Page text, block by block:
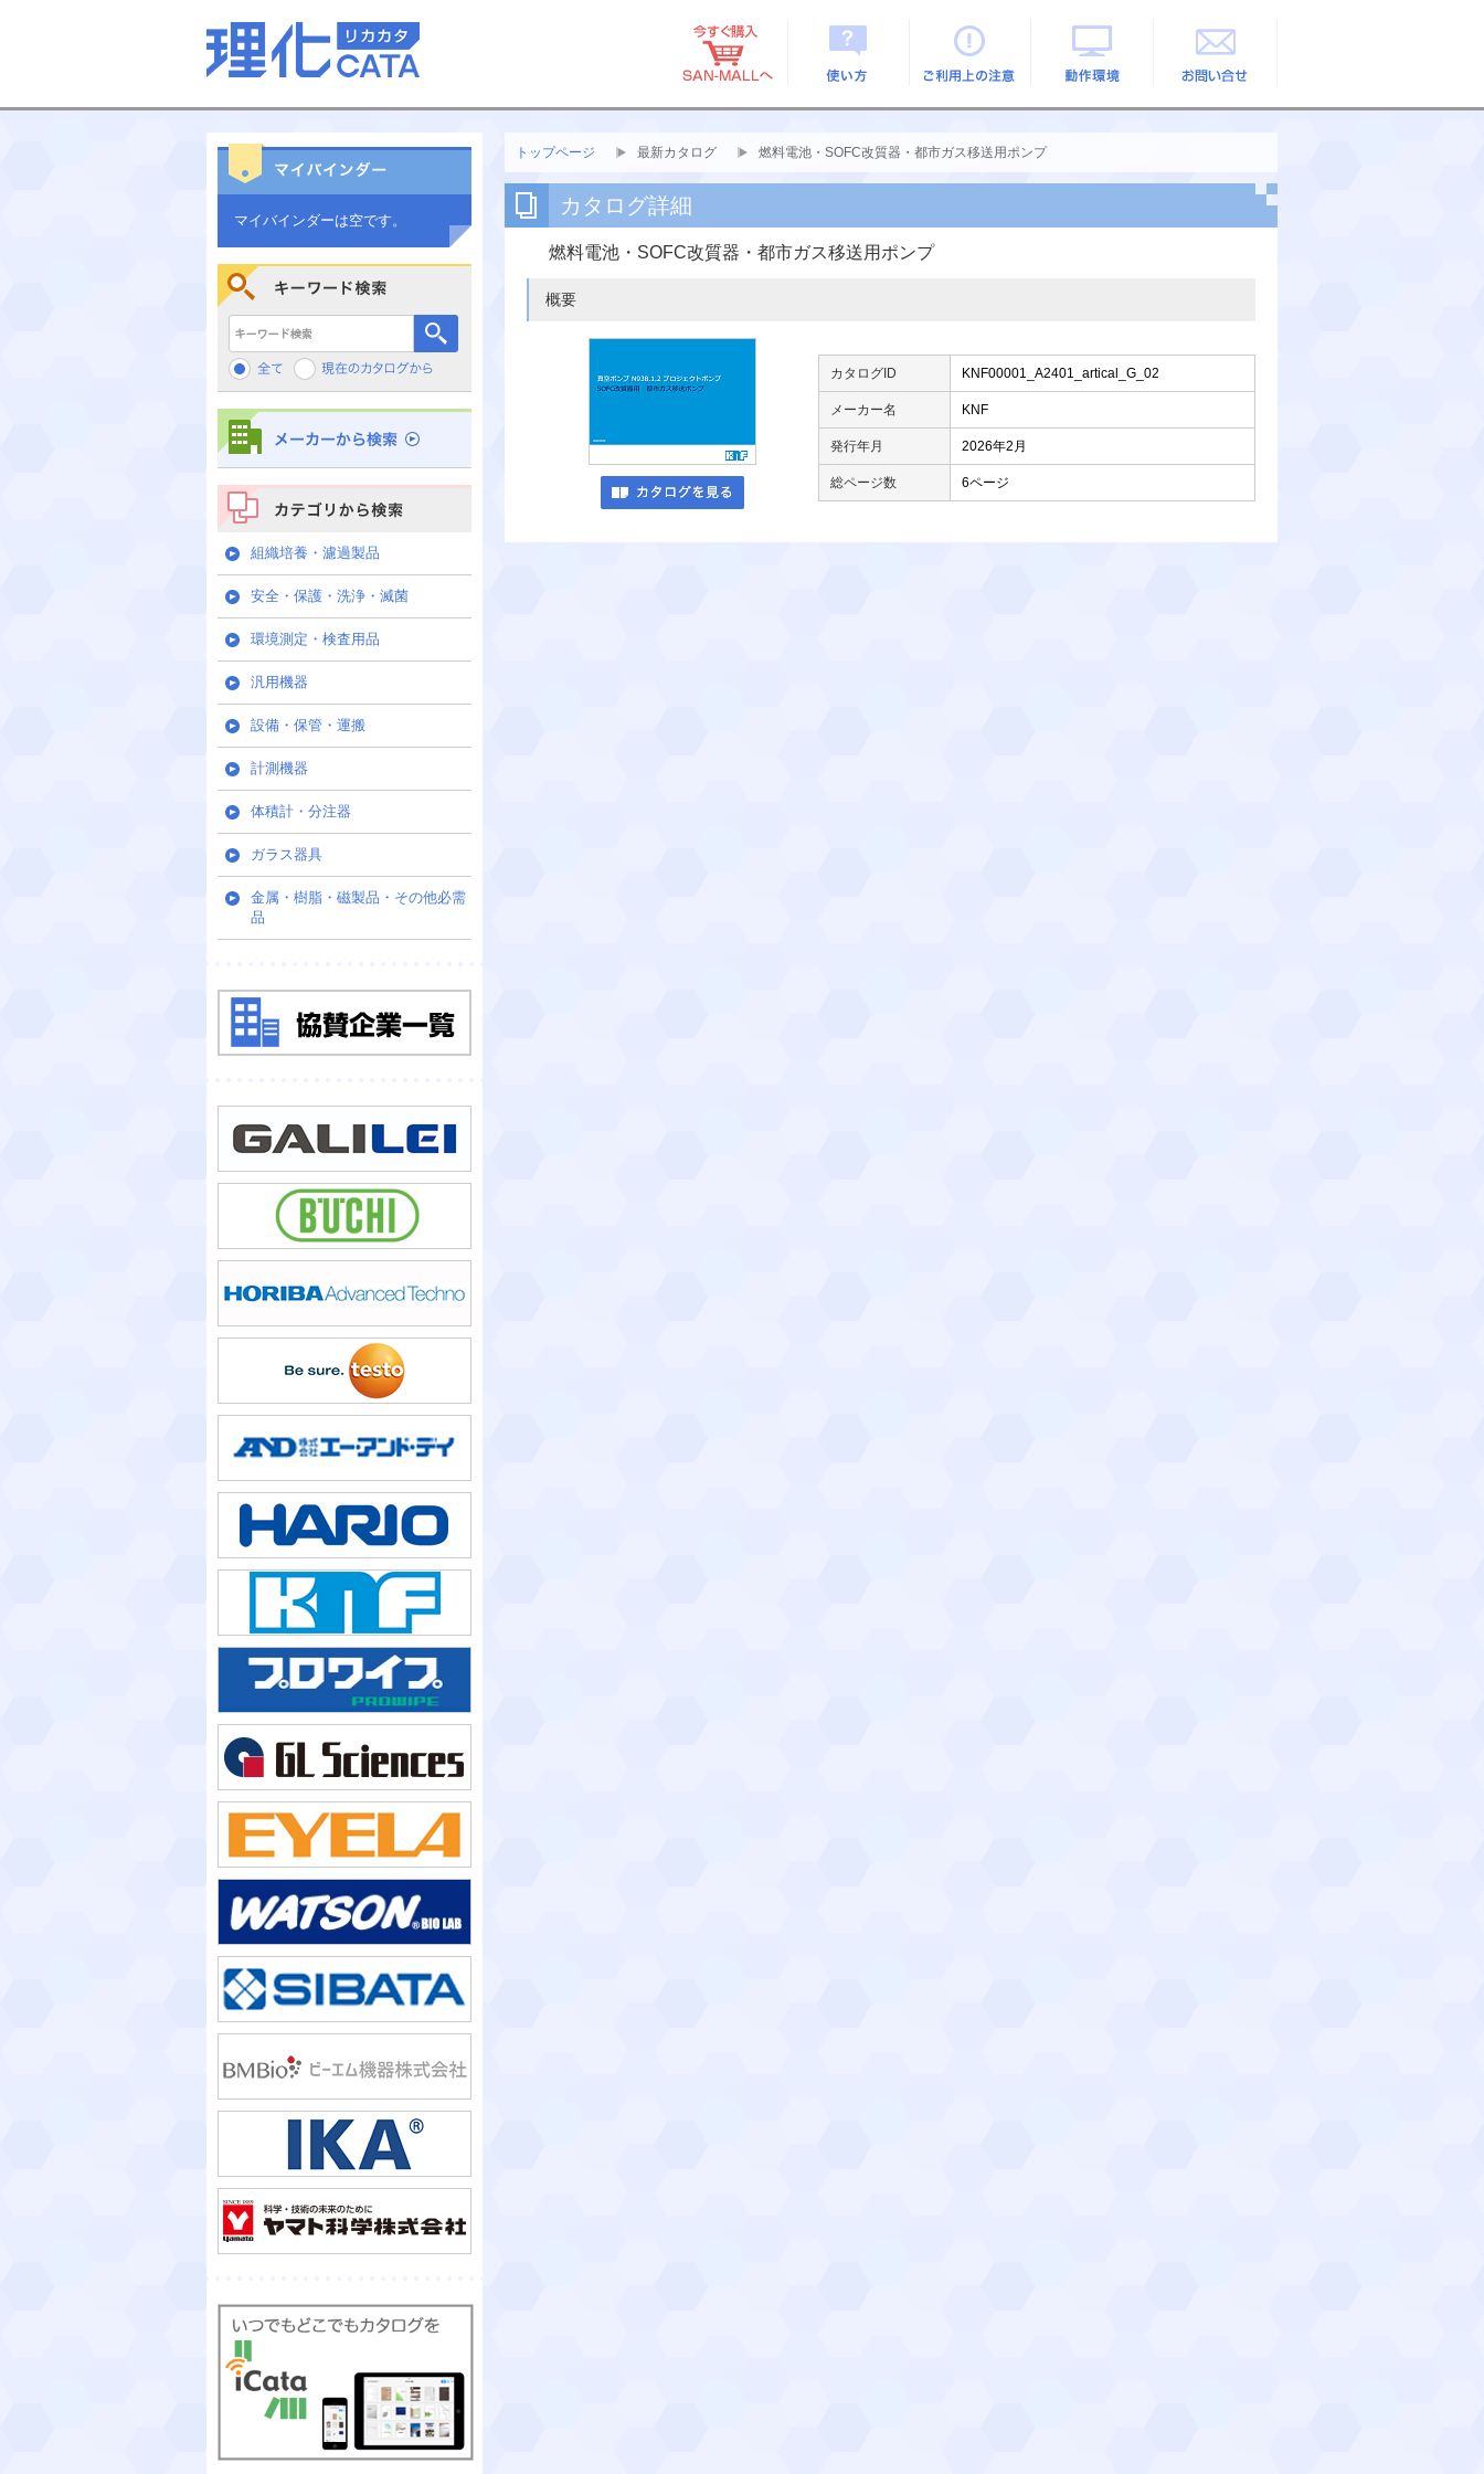
トップページ 最新カタログ 燃料電池・SOFC改質器・都市ガス移送用ポンプ
カタログ詳細
燃料電池・SOFC改質器・都市ガス移送用ポンプ
概要
カタログID KNF00001_A2401_artical_G_02
メーカー名 KNF
発行年月 2026年2月
総ページ数 6ページ
マイバインダーは空です。
キーワード検索
カテゴリから検索
組織培養・濾過製品
安全・保護・洗浄・滅菌
環境測定・検査用品
汎用機器
設備・保管・運搬
計測機器
体積計・分注器
ガラス器具
金属・樹脂・磁製品・その他必需
品